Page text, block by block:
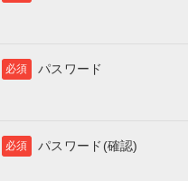
パスワード
必須
パスワード(確認)
必須